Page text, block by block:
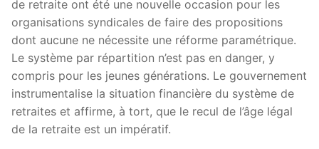
de retraite ont été une nouvelle occasion pour les
organisations syndicales de faire des propositions
dont aucune ne nécessite une réforme paramétrique.
Le système par répartition n’est pas en danger, y
compris pour les jeunes générations. Le gouvernement
instrumentalise la situation financière du système de
retraites et affirme, à tort, que le recul de l’âge légal
de la retraite est un impératif.